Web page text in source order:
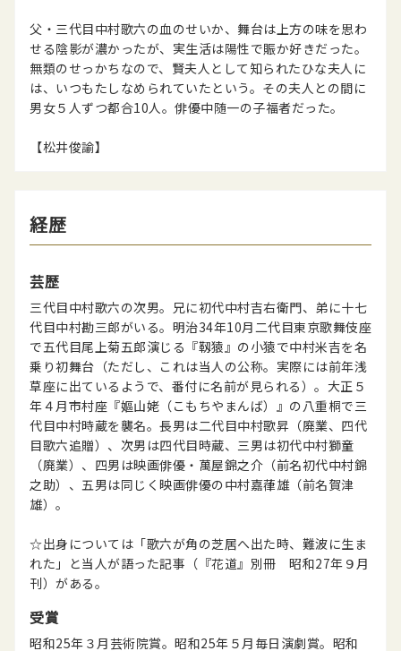
父・三代目中村歌六の血のせいか、舞台は上方の味を思わ
せる陰影が濃かったが、実生活は陽性で賑か好きだった。
無類のせっかちなので、賢夫人として知られたひな夫人に
は、いつもたしなめられていたという。その夫人との間に
男女５人ずつ都合10人。俳優中随一の子福者だった。
【松井俊諭】
経歴
芸歴
三代目中村歌六の次男。兄に初代中村吉右衛門、弟に十七
代目中村勘三郎がいる。明治34年10月二代目東京歌舞伎座
で五代目尾上菊五郎演じる『靱猿』の小猿で中村米吉を名
乗り初舞台（ただし、これは当人の公称。実際には前年浅
草座に出ているようで、番付に名前が見られる）。大正５
年４月市村座『嫗山姥（こもちやまんば）』の八重桐で三
代目中村時蔵を襲名。長男は二代目中村歌昇（廃業、四代
目歌六追贈）、次男は四代目時蔵、三男は初代中村獅童
（廃業）、四男は映画俳優・萬屋錦之介（前名初代中村錦
之助）、五男は同じく映画俳優の中村嘉葎雄（前名賀津
雄）。
☆出身については「歌六が角の芝居へ出た時、難波に生ま
れた」と当人が語った記事（『花道』別冊 昭和27年９月
刊）がある。
受賞
昭和25年３月芸術院賞。昭和25年５月毎日演劇賞。昭和